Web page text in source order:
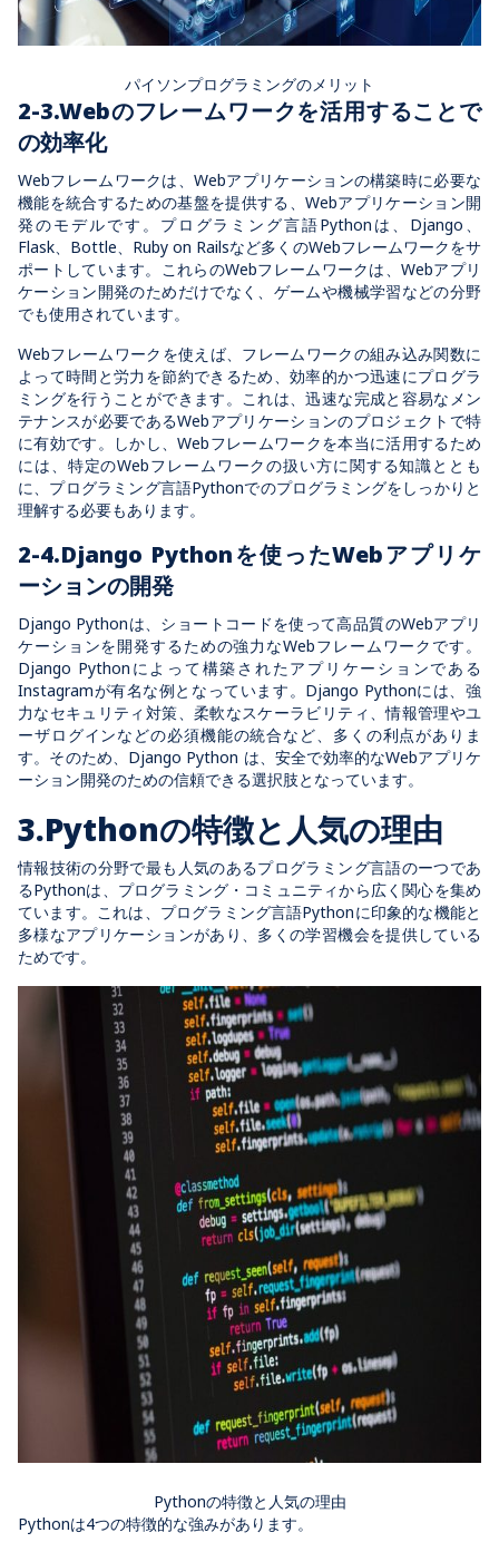
パイソンプログラミングのメリット
2-3.Webのフレームワークを活用することで
の効率化
Webフレームワークは、Webアプリケーションの構築時に必要な
機能を統合するための基盤を提供する、Webアプリケーション開
発のモデルです。プログラミング言語Pythonは、Django、
Flask、Bottle、Ruby on Railsなど多くのWebフレームワークをサ
ポートしています。これらのWebフレームワークは、Webアプリ
ケーション開発のためだけでなく、ゲームや機械学習などの分野
でも使用されています。
Webフレームワークを使えば、フレームワークの組み込み関数に
よって時間と労力を節約できるため、効率的かつ迅速にプログラ
ミングを行うことができます。これは、迅速な完成と容易なメン
テナンスが必要であるWebアプリケーションのプロジェクトで特
に有効です。しかし、Webフレームワークを本当に活用するため
には、特定のWebフレームワークの扱い方に関する知識ととも
に、プログラミング言語Pythonでのプログラミングをしっかりと
理解する必要もあります。
2-4.Django Pythonを使ったWebアプリケ
ーションの開発
Django Pythonは、ショートコードを使って高品質のWebアプリ
ケーションを開発するための強力なWebフレームワークです。
Django Pythonによって構築されたアプリケーションである
Instagramが有名な例となっています。Django Pythonには、強
力なセキュリティ対策、柔軟なスケーラビリティ、情報管理やユ
ーザログインなどの必須機能の統合など、多くの利点がありま
す。そのため、Django Python は、安全で効率的なWebアプリケ
ーション開発のための信頼できる選択肢となっています。
3.Pythonの特徴と人気の理由
情報技術の分野で最も人気のあるプログラミング言語のーつであ
るPythonは、プログラミング・コミュニティから広く関心を集め
ています。これは、プログラミング言語Pythonに印象的な機能と
多様なアプリケーションがあり、多くの学習機会を提供している
ためです。
Pythonの特徴と人気の理由
Pythonは4つの特徴的な強みがあります。